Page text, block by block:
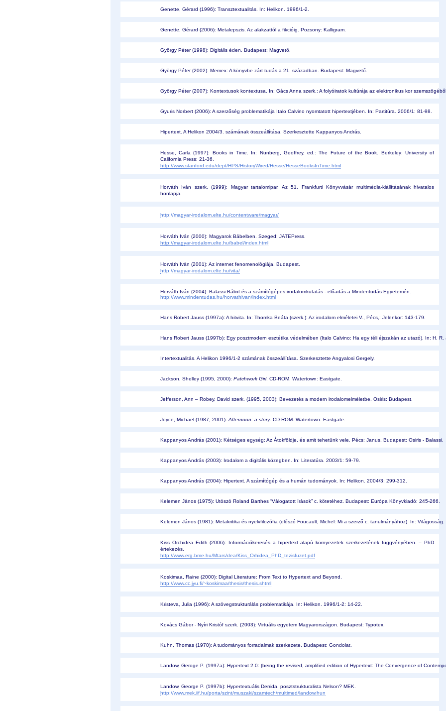
Genette, Gérard (1996): Transztextualitás. In: Helikon. 1996/1-2.
Genette, Gérard (2006): Metalepszis. Az alakzattól a fikcióig. Pozsony: Kalligram.
György Péter (1998): Digitális éden. Budapest: Magvető.
György Péter (2002): Memex: A könyvbe zárt tudás a 21. században. Budapest: Magvető.
György Péter (2007): Kontextusok kontextusa. In: Gács Anna szerk.: A folyóiratok kultúrája az elektronikus kor
Gyuris Norbert (2006): A szerzőség problematikája Italo Calvino nyomtatott hipertextjében. In: Partitúra. 2006/1: 81-98.
Hipertext. A Helikon 2004/3. számának összeállítása. Szerkesztette Kappanyos András.
Hesse, Carla (1997): Books in Time. In: Nunberg, Geoffrey, ed.: The Future of the Book. Berkeley: University of
California Press: 21-36.
http://www.stanford.edu/dept/HPS/HistoryWired/Hesse/HesseBooksInTime.html
Horváth Iván szerk. (1999): Magyar tartalomipar. Az 51. Frankfurti Könyvvásár multimédia-kiállításának hivatalos
honlapja.
http://magyar-irodalom.elte.hu/contentware/magyar/
Horváth Iván (2000): Magyarok Bábelben. Szeged: JATEPress.
http://magyar-irodalom.elte.hu/babel/index.html
Horváth Iván (2001): Az internet fenomenológiája. Budapest.
http://magyar-irodalom.elte.hu/vita/
Horváth Iván (2004): Balassi Bálint és a számítógépes irodalomkutatás - előadás a Mindentudás Egyetemén.
http://www.mindentudas.hu/horvathivan/index.html
Hans Robert Jauss (1997a): A hitvita. In: Thomka Beáta (szerk.): Az irodalom elméletei V., Pécs,: Jelenkor: 143-179.
Hans Robert Jauss (1997b): Egy posztmodern esztétika védelmében (Italo Calvino: Ha egy téli éjszakán az utazó). In: H.
Intertextualitás. A Helikon 1996/1-2 számának összeállítása. Szerkesztette Angyalosi Gergely.
Jackson, Shelley (1995, 2000): Patchwork Girl. CD-ROM. Watertown: Eastgate.
Jefferson, Ann – Robey, David szerk. (1995, 2003): Bevezetés a modern irodalomelméletbe. Osiris: Budapest.
Joyce, Michael (1987, 2001): Afternoon: a story. CD-ROM. Watertown: Eastgate.
Kappanyos András (2001): Kétséges egység: Az Átokföldje, és amit tehetünk vele. Pécs: Janus, Budapest: Osiris - Balassi.
Kappanyos András (2003): Irodalom a digitális közegben. In: Literatúra. 2003/1: 59-79.
Kappanyos András (2004): Hipertext. A számítógép és a humán tudományok. In: Helikon. 2004/3: 299-312.
Kelemen János (1975): Utószó Roland Barthes “Válogatott írások” c. kötetéhez. Budapest: Európa Könyvkiadó: 245-266.
Kelemen János (1981): Metakritika és nyelvfilozófia (előszó Foucault, Michel: Mi a szerző c. tanulmányához). In: Világosság.
Kiss Orchidea Edith (2006): Információkeresés a hipertext alapú környezetek szerkezetének függvényében. – PhD
értekezés.
http://www.erg.bme.hu/Mtars/dea/Kiss_Orhidea_PhD_tezisfuzet.pdf
Koskimaa, Raine (2000): Digital Literature: From Text to Hypertext and Beyond.
http://www.cc.jyu.fi/~koskimaa/thesis/thesis.shtml
Kristeva, Julia (1996): A szövegstrukturálás problematikája. In: Helikon. 1996/1-2: 14-22.
Kovács Gábor - Nyíri Kristóf szerk. (2003): Virtuális egyetem Magyarországon. Budapest: Typotex.
Kuhn, Thomas (1970): A tudományos forradalmak szerkezete. Budapest: Gondolat.
Landow, Geroge P. (1997a): Hypertext 2.0: (being the revised, amplified edition of Hypertext: The Convergence of
Landow, George P. (1997b): Hypertextuális Derrida, posztstrukturalista Nelson? MEK.
http://www.mek.iif.hu/porta/szint/muszaki/szamtech/multimed/landow.hun